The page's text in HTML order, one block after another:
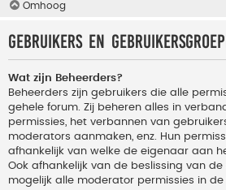
Omhoog
Gebruikers en
Wat zijn Beheerders?
Beheerders zijn gebruikers die alle
gehele forum. Zij beheren alles in
permissies, het verbannen van
moderators aanmaken, enz. Hun
afhankelijk van welke de eigenaar aan
Ook afhankelijk van de beslissing van
mogelijk alle moderator permissies in de